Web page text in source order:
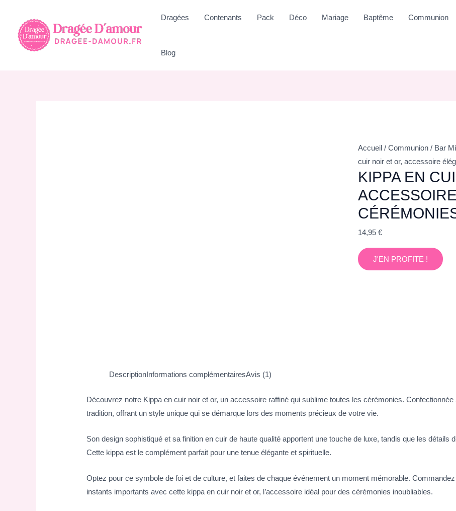
contenu
Dragées Contenants Pack Déco Mariage Baptême Communion
Blog
Accueil / Communion / Bar
cuir noir et or, accessoire
KIPPA EN
14,95 €
J'EN PROFITE !
DescriptionInformations complémentairesAvis (1)
Découvrez notre Kippa en cuir noir et or, un accessoire raffiné qui sublime toutes les cérémonies.
tradition, offrant un style unique qui se démarque lors des moments précieux de votre vie.
Son design sophistiqué et sa finition en cuir de haute qualité apportent une touche de luxe, tandis que les détails
Cette kippa est le complément parfait pour une tenue élégante et spirituelle.
Optez pour ce symbole de foi et de culture, et faites de chaque événement un moment mémorable.
instants importants avec cette kippa en cuir noir et or, l’accessoire idéal pour des cérémonies inoubliables.